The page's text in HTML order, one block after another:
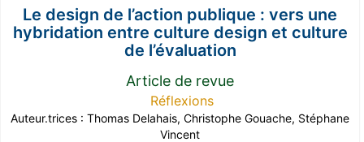
Le design de l’action publique : vers une
hybridation entre culture design et culture
de l’évaluation
Article de revue
Réflexions
Auteur.trices : Thomas Delahais, Christophe Gouache, Stéphane
Vincent